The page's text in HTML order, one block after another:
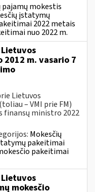
pajamų mokestis
įstatymų
2022 metais
nuo 2022 m.
m. vasario 7
Lietuvos
– VMI prie FM)
finansų ministro 2022
Mokesčių
pakeitimai
pakeitimai
mokesčio